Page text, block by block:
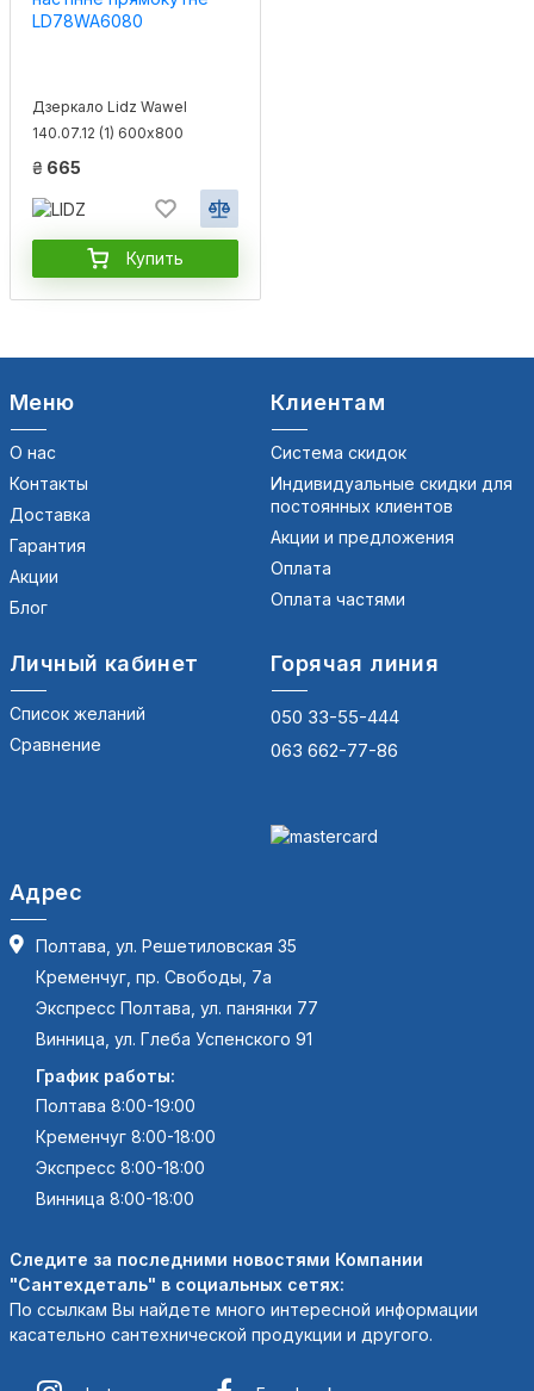
Дзеркало Lidz Wawel
140.07.12 (1) 600х800
настінне прямокутне
₴ 665
Купить
Меню
О нас
Контакты
Доставка
Гарантия
Акции
Блог
Клиентам
Система скидок
Индивидуальные скидки для
постоянных клиентов
Акции и предложения
Оплата
Оплата частями
Личный кабинет
Список желаний
Сравнение
Горячая линия
050 33-55-444
063 662-77-86
Адрес
Полтава, ул. Решетиловская 35
Кременчуг, пр. Свободы, 7а
Экспресс Полтава, ул. панянки 77
Винница, ул. Глеба Успенского 91
График работы:
Полтава 8:00-19:00
Кременчуг 8:00-18:00
Экспресс 8:00-18:00
Винница 8:00-18:00
Следите за последними новостями Компании
"Сантехдеталь" в социальных сетях:
По ссылкам Вы найдете много интересной информации
касательно сантехнической продукции и другого.